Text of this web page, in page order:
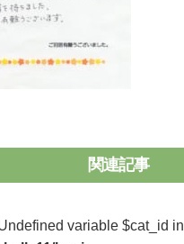
関連記事
variable $cat_id in